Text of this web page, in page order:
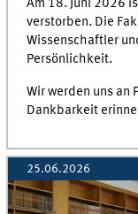
Am 18. Juni 2026
verstorben. Die
Wissenschaftler
Persönlichkeit.
Wir werden uns an
Dankbarkeit
25.06.2026